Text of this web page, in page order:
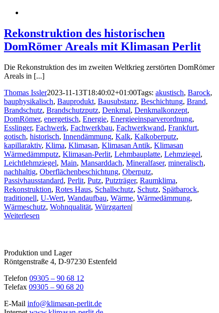
Rekonstruktion des historischen
DomRömer Areals mit Klimasan Perlit
Die Rekonstruktion des im zweiten Weltkrieg zerstörten DomRömer
Areals in [...]
Thomas Issler2023-11-13T18:40:02+01:00Tags: akustisch, Barock,
bauphysikalisch, Bauprodukt, Bausubstanz, Beschichtung, Brand,
Brandschutz, Brandschutzputz, Denkmal, Denkmalkonzept,
DomRömer, energetisch, Energie, Energieeinsparverordnung,
Esslinger, Fachwerk, Fachwerkbau, Fachwerkwand, Frankfurt,
gotisch, historisch, Innendämmung, Kalk, Kalkoberputz,
kapillaraktiv, Klima, Klimasan, Klimasan Antik, Klimasan
Wärmedämmputz, Klimasan-Perlit, Lehmbauplatte, Lehmziegel,
Leichtlehmziegel, Main, Mansarddach, Mineralfaser, mineralisch,
nachhaltig, Oberflächenbeschichtung, Oberputz,
Passivhausstandard, Perlit, Putz, Putzträger, Raumklima,
Rekonstruktion, Rotes Haus, Schallschutz, Schutz, Spätbarock,
traditionell, U-Wert, Wandaufbau, Wärme, Wärmedämmung,
Wärmeschutz, Wohnqualität, Würzgarten|
Weiterlesen
Produktion und Lager
Röntgenstraße 4, D-97230 Estenfeld
Telefon 09305 – 90 68 12
Telefax 09305 – 90 68 20
E-Mail info@klimasan-perlit.de